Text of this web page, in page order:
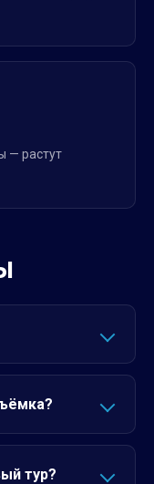
— растут
тур?